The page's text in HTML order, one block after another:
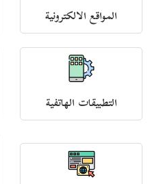
المواقع الالكترونية
التطبيقات الهاتفية